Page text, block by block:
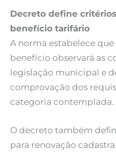
Decreto define
benefício tarifário
A norma estabelece que
benefício observará as
legislação municipal e
comprovação dos
categoria contemplada.
O decreto também
para renovação